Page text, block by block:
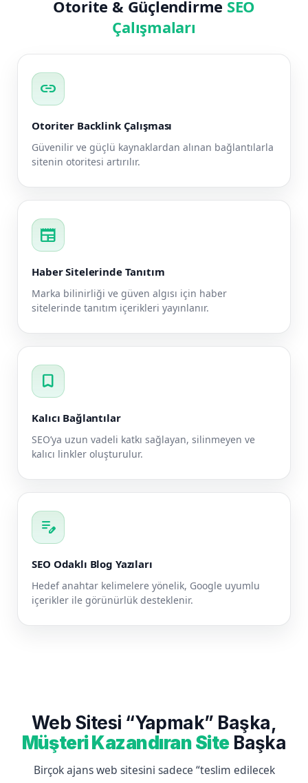
Otorite & Güçlendirme SEO
Çalışmaları
link
Otoriter Backlink Çalışması
Güvenilir ve güçlü kaynaklardan alınan bağlantılarla
sitenin otoritesi artırılır.
newspaper
Haber Sitelerinde Tanıtım
Marka bilinirliği ve güven algısı için haber
sitelerinde tanıtım içerikleri yayınlanır.
bookmark
Kalıcı Bağlantılar
SEO’ya uzun vadeli katkı sağlayan, silinmeyen ve
kalıcı linkler oluşturulur.
edit_note
SEO Odaklı Blog Yazıları
Hedef anahtar kelimelere yönelik, Google uyumlu
içerikler ile görünürlük desteklenir.
Web Sitesi “Yapmak” Başka,
Müşteri Kazandıran SiteBaşka
Birçok ajans web sitesini sadece “teslim edilecek